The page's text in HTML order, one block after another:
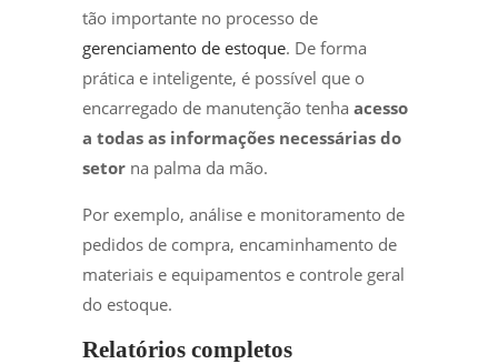
tão importante no processo de
gerenciamento de estoque. De forma
prática e inteligente, é possível que o
encarregado de manutenção tenha acesso
a todas as informações necessárias do
setor na palma da mão.
Por exemplo, análise e monitoramento de
pedidos de compra, encaminhamento de
materiais e equipamentos e controle geral
do estoque.
Relatórios completos